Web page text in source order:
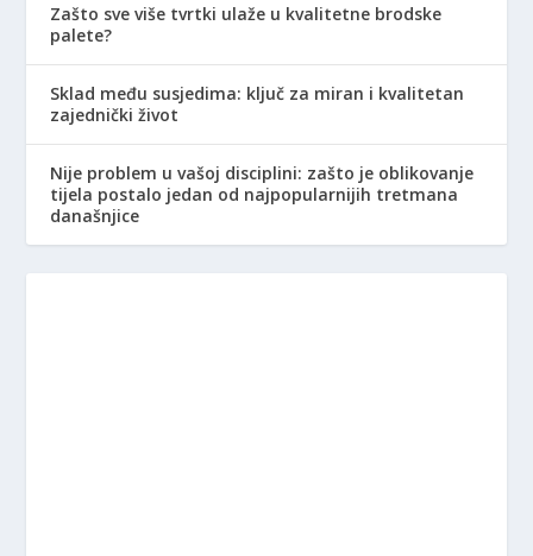
Zašto sve više tvrtki ulaže u kvalitetne brodske
palete?
Sklad među susjedima: ključ za miran i kvalitetan
zajednički život
Nije problem u vašoj disciplini: zašto je oblikovanje
tijela postalo jedan od najpopularnijih tretmana
današnjice